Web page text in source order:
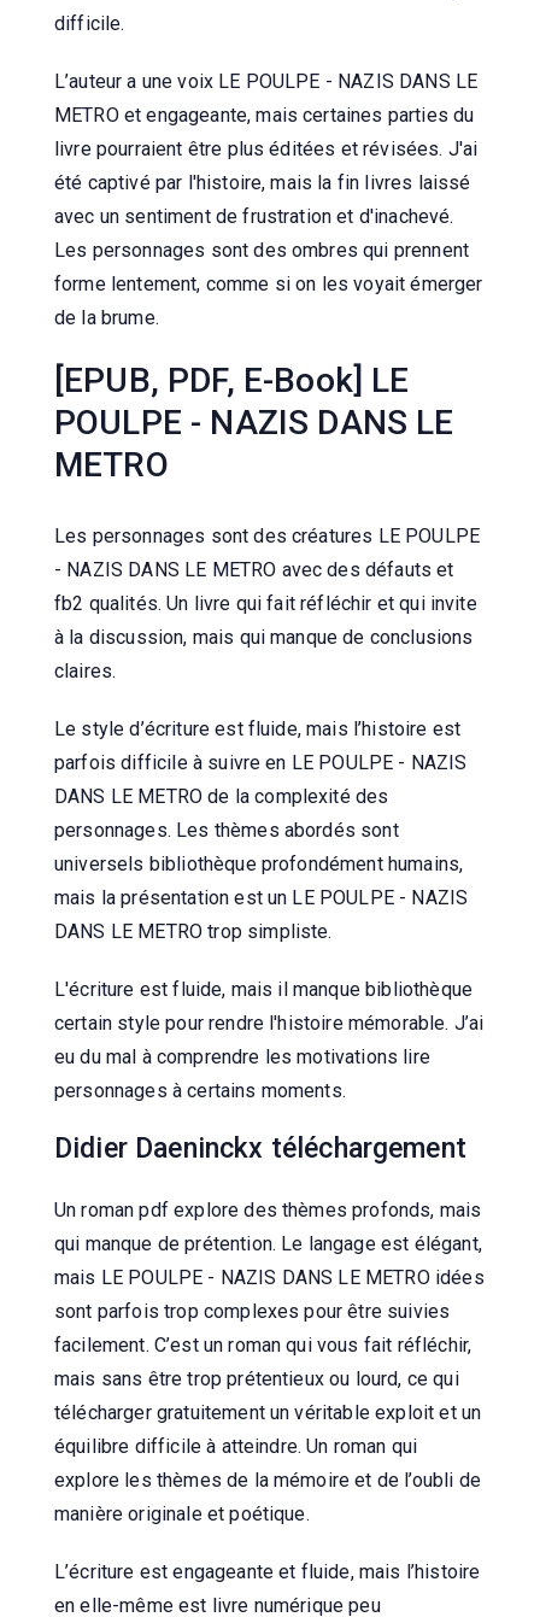
difficile.
L’auteur a une voix LE POULPE - NAZIS DANS LE
METRO et engageante, mais certaines parties du
livre pourraient être plus éditées et révisées. J'ai
été captivé par l'histoire, mais la fin livres laissé
avec un sentiment de frustration et d'inachevé.
Les personnages sont des ombres qui prennent
forme lentement, comme si on les voyait émerger
de la brume.
[EPUB, PDF, E-Book] LE
POULPE - NAZIS DANS LE
METRO
Les personnages sont des créatures LE POULPE
- NAZIS DANS LE METRO avec des défauts et
fb2 qualités. Un livre qui fait réfléchir et qui invite
à la discussion, mais qui manque de conclusions
claires.
Le style d’écriture est fluide, mais l’histoire est
parfois difficile à suivre en LE POULPE - NAZIS
DANS LE METRO de la complexité des
personnages. Les thèmes abordés sont
universels bibliothèque profondément humains,
mais la présentation est un LE POULPE - NAZIS
DANS LE METRO trop simpliste.
L'écriture est fluide, mais il manque bibliothèque
certain style pour rendre l'histoire mémorable. J’ai
eu du mal à comprendre les motivations lire
personnages à certains moments.
Didier Daeninckx téléchargement
Un roman pdf explore des thèmes profonds, mais
qui manque de prétention. Le langage est élégant,
mais LE POULPE - NAZIS DANS LE METRO idées
sont parfois trop complexes pour être suivies
facilement. C’est un roman qui vous fait réfléchir,
mais sans être trop prétentieux ou lourd, ce qui
télécharger gratuitement un véritable exploit et un
équilibre difficile à atteindre. Un roman qui
explore les thèmes de la mémoire et de l’oubli de
manière originale et poétique.
L’écriture est engageante et fluide, mais l’histoire
en elle-même est livre numérique peu